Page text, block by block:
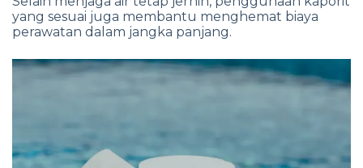
yang sesuai juga membantu menghemat biaya
perawatan dalam jangka panjang.